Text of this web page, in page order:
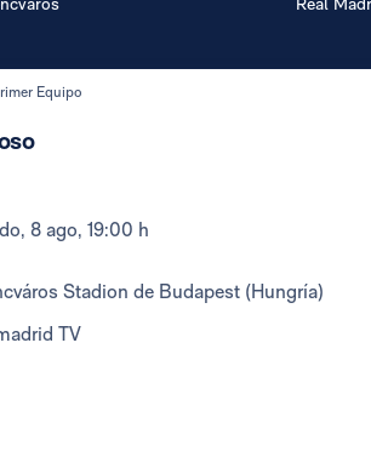
Equipo
8 ago, 19:00 h
Stadion de Budapest (Hungría)
TV